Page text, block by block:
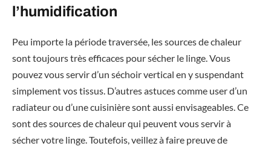
l’humidification
Peu importe la période traversée, les sources de chaleur
sont toujours très efficaces pour sécher le linge. Vous
pouvez vous servir d’un séchoir vertical en y suspendant
simplement vos tissus. D’autres astuces comme user d’un
radiateur ou d’une cuisinière sont aussi envisageables. Ce
sont des sources de chaleur qui peuvent vous servir à
sécher votre linge. Toutefois, veillez à faire preuve de